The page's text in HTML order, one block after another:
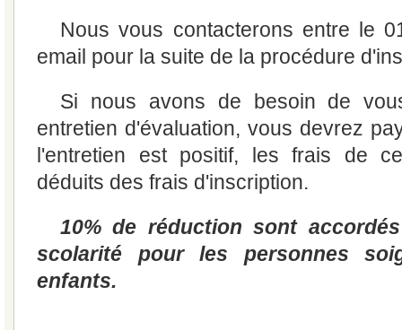
Nous vous contacterons entre le
email pour la suite de la procédure
Si nous avons de besoin de
entretien d'évaluation, vous devrez
l'entretien est positif, les frais de
déduits des frais d'inscription.
10% de réduction sont
scolarité pour les personnes
enfants.